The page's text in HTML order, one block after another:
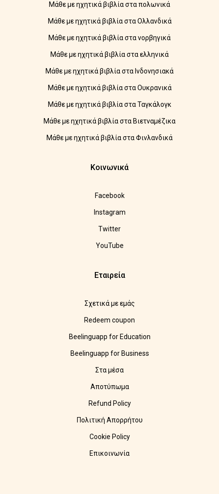
Μάθε με ηχητικά βιβλία στα πολωνικά
Μάθε με ηχητικά βιβλία στα Ολλανδικά
Μάθε με ηχητικά βιβλία στα νορβηγικά
Μάθε με ηχητικά βιβλία στα ελληνικά
Μάθε με ηχητικά βιβλία στα Ινδονησιακά
Μάθε με ηχητικά βιβλία στα Ουκρανικά
Μάθε με ηχητικά βιβλία στα Ταγκάλογκ
Μάθε με ηχητικά βιβλία στα Βιετναμέζικα
Μάθε με ηχητικά βιβλία στα Φινλανδικά
Κοινωνικά
Facebook
Instagram
Twitter
YouTube
Εταιρεία
Σχετικά με εμάς
Redeem coupon
Beelinguapp for Education
Beelinguapp for Business
Στα μέσα
Αποτύπωμα
Refund Policy
Πολιτική Απορρήτου
Cookie Policy
Επικοινωνία